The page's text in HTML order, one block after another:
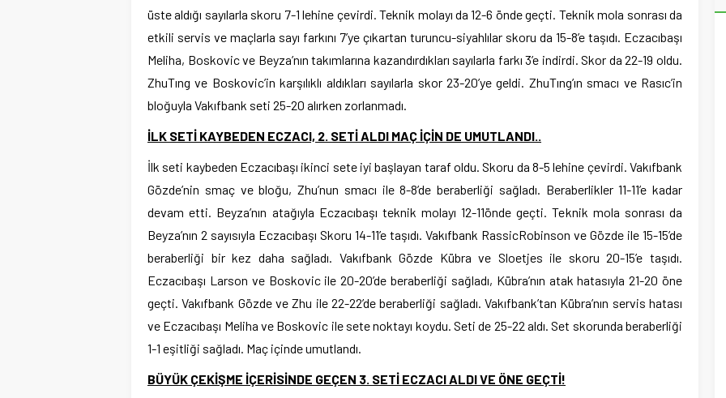
üste aldığı sayılarla skoru 7-1 lehine çevirdi. Teknik molayı da 12-6 önde geçti. Teknik mola sonrası da
etkili servis ve maçlarla sayı farkını 7’ye çıkartan turuncu-siyahlılar skoru da 15-8’e taşıdı. Eczacıbaşı
Meliha, Boskovic ve Beyza’nın takımlarına kazandırdıkları sayılarla farkı 3’e indirdi. Skor da 22-19 oldu.
ZhuTıng ve Boskovic’in karşılıklı aldıkları sayılarla skor 23-20’ye geldi. ZhuTıng’ın smacı ve Rasıc’in
bloğuyla Vakıfbank seti 25-20 alırken zorlanmadı.
İLK SETİ KAYBEDEN ECZACI, 2. SETİ ALDI MAÇ İÇİN DE UMUTLANDI..
İlk seti kaybeden Eczacıbaşı ikinci sete iyi başlayan taraf oldu. Skoru da 8-5 lehine çevirdi. Vakıfbank
Gözde’nin smaç ve bloğu, Zhu’nun smacı ile 8-8’de beraberliği sağladı. Beraberlikler 11-11’e kadar
devam etti. Beyza’nın atağıyla Eczacıbaşı teknik molayı 12-11önde geçti. Teknik mola sonrası da
Beyza’nın 2 sayısıyla Eczacıbaşı Skoru 14-11’e taşıdı. Vakıfbank RassicRobinson ve Gözde ile 15-15’de
beraberliği bir kez daha sağladı. Vakıfbank Gözde Kübra ve Sloetjes ile skoru 20-15’e taşıdı.
Eczacıbaşı Larson ve Boskovic ile 20-20’de beraberliği sağladı, Kübra’nın atak hatasıyla 21-20 öne
geçti. Vakıfbank Gözde ve Zhu ile 22-22’de beraberliği sağladı. Vakıfbank’tan Kübra’nın servis hatası
ve Eczacıbaşı Meliha ve Boskovic ile sete noktayı koydu. Seti de 25-22 aldı. Set skorunda beraberliği
1-1 eşitliği sağladı. Maç içinde umutlandı.
BÜYÜK ÇEKİŞME İÇERİSİNDE GEÇEN 3. SETİ ECZACI ALDI VE ÖNE GEÇTİ!